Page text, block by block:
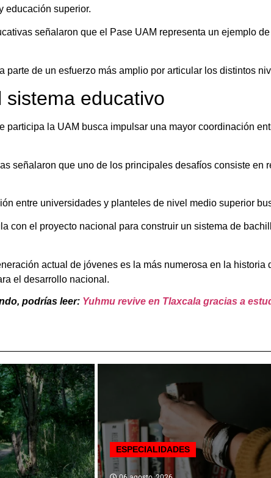
educación superior.
señalaron que el Pase UAM representa un ejemplo
parte de un esfuerzo más amplio por articular los distintos
educativo
participa la UAM busca impulsar una mayor coordinación
señalaron que uno de los principales desafíos consiste
entre universidades y planteles de nivel medio superior
con el proyecto nacional para construir un sistema de
actual de jóvenes es la más numerosa en la
el desarrollo nacional.
podrías leer: Yuhmu revive en Tlaxcala gracias a
ESPECIALIDADES